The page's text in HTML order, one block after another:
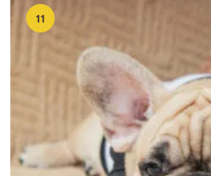
11